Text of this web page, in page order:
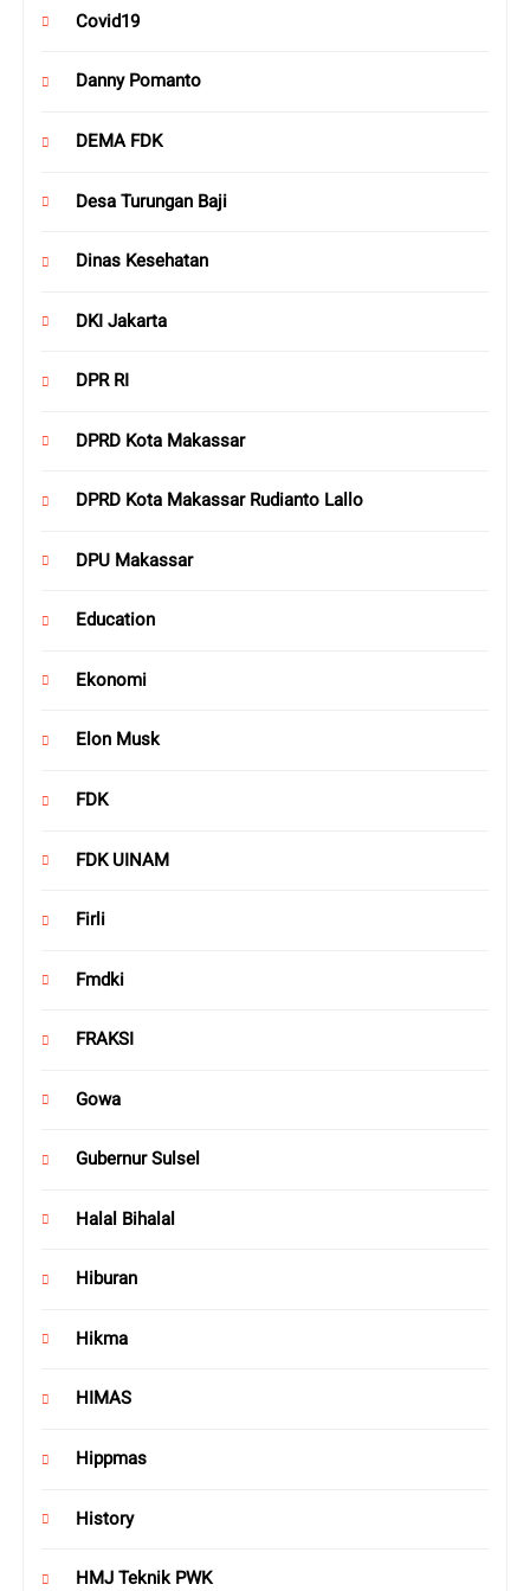
Covid19
Danny Pomanto
DEMA FDK
Desa Turungan Baji
Dinas Kesehatan
DKI Jakarta
DPR RI
DPRD Kota Makassar
DPRD Kota Makassar Rudianto Lallo
DPU Makassar
Education
Ekonomi
Elon Musk
FDK
FDK UINAM
Firli
Fmdki
FRAKSI
Gowa
Gubernur Sulsel
Halal Bihalal
Hiburan
Hikma
HIMAS
Hippmas
History
HMJ Teknik PWK